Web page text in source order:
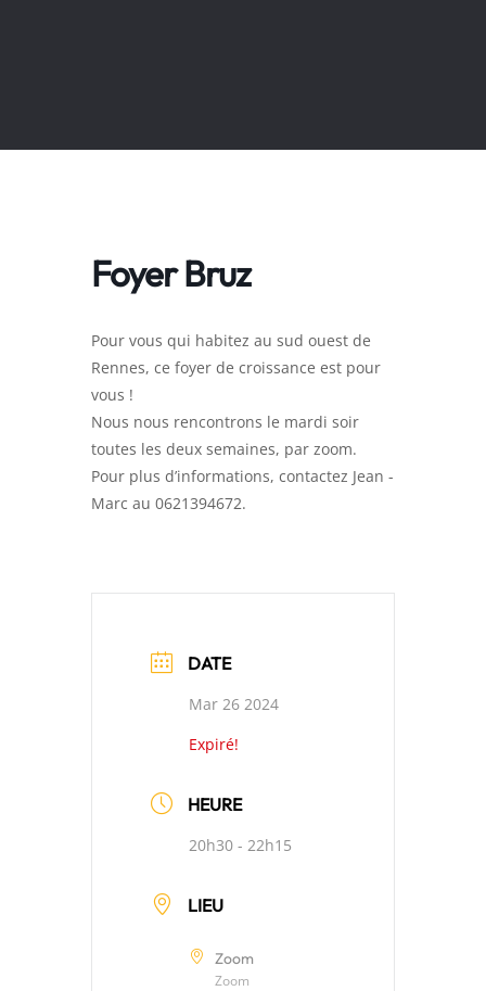
Foyer Bruz
Pour vous qui habitez au sud ouest de
Rennes, ce foyer de croissance est pour
vous !
Nous nous rencontrons le mardi soir
toutes les deux semaines, par zoom.
Pour plus d’informations, contactez Jean -
Marc au 0621394672.
DATE
Mar 26 2024
Expiré!
HEURE
20h30 - 22h15
LIEU
Zoom
Zoom